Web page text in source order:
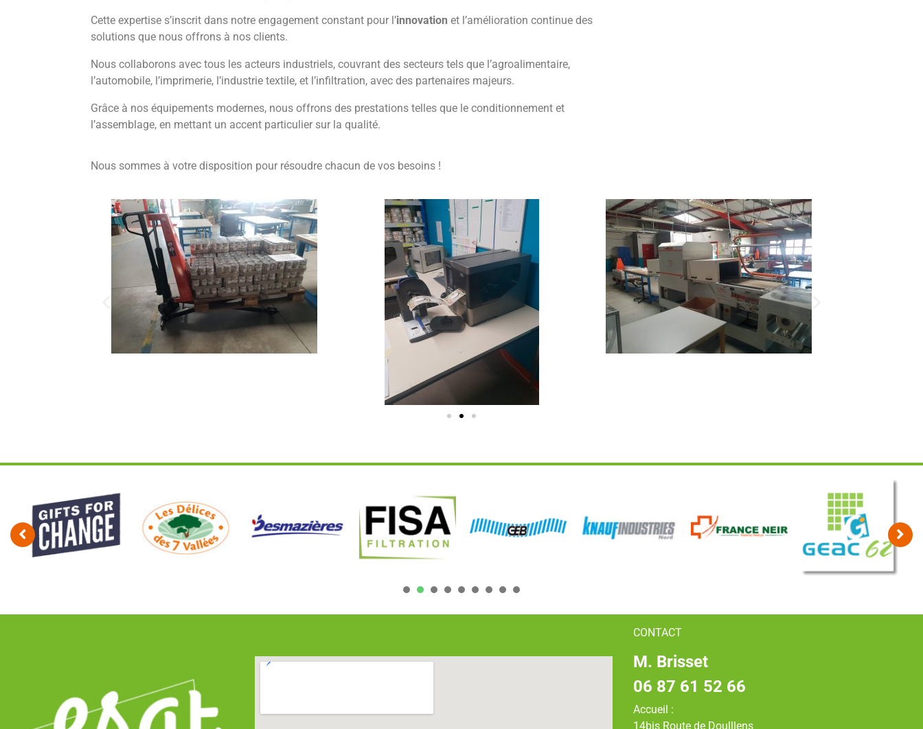
Cette expertise s’inscrit dans notre engagement constant pour l’innovation et l’amélioration continue des
solutions que nous offrons à nos clients.
Nous collaborons avec tous les acteurs industriels, couvrant des secteurs tels que l’agroalimentaire,
l’automobile, l’imprimerie, l’industrie textile, et l’infiltration, avec des partenaires majeurs.
Grâce à nos équipements modernes, nous offrons des prestations telles que le conditionnement et
l’assemblage, en mettant un accent particulier sur la qualité.
Nous sommes à votre disposition pour résoudre chacun de vos besoins !
1
CONTACT
M. Brisset
06 87 61 52 66
Accueil :
14bis Route de Doulllens